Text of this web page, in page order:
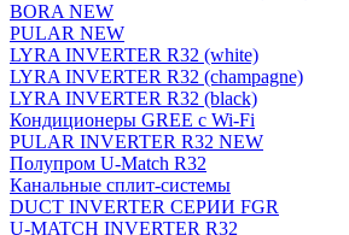
BORA NEW
PULAR NEW
LYRA INVERTER R32 (white)
LYRA INVERTER R32 (champagne)
LYRA INVERTER R32 (black)
Кондиционеры GREE с Wi-Fi
PULAR INVERTER R32 NEW
Полупром U-Match R32
Канальные сплит-системы
DUCT INVERTER СЕРИИ FGR
U-MATCH INVERTER R32